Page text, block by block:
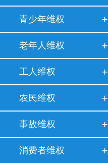
青少年维权
老年人维权
工人维权
农民维权
事故维权
消费者维权